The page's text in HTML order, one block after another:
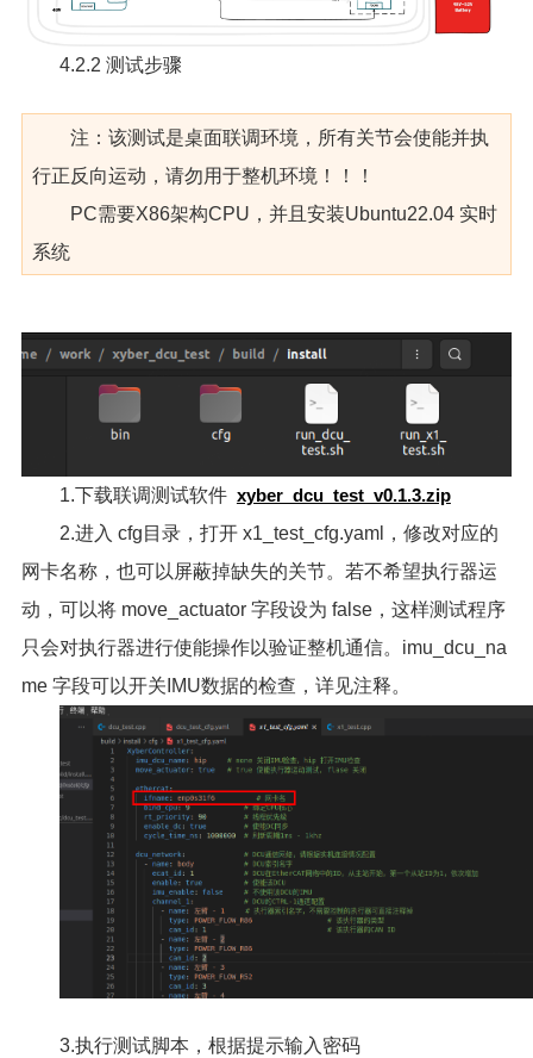
4.2.2 测试步骤
注：该测试是桌面联调环境，所有关节会使能并执
行正反向运动，请勿用于整机环境！！！
PC需要X86架构CPU，并且安装Ubuntu22.04 实时
系统
1.下载联调测试软件 xyber_dcu_test_v0.1.3.zip
2.进入 cfg目录，打开 x1_test_cfg.yaml，修改对应的
网卡名称，也可以屏蔽掉缺失的关节。若不希望执行器运
动，可以将 move_actuator 字段设为 false，这样测试程序
只会对执行器进行使能操作以验证整机通信。imu_dcu_na
me 字段可以开关IMU数据的检查，详见注释。
3.执行测试脚本，根据提示输入密码